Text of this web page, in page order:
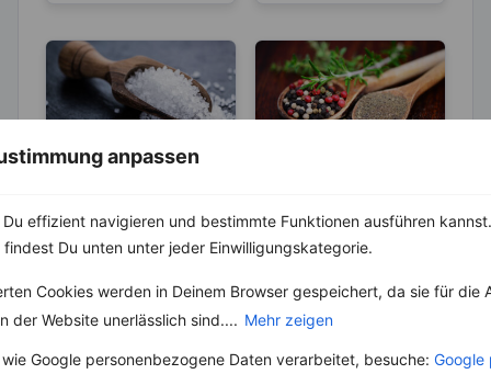
anpassen
effizient navigieren und bestimmte Funktionen ausführen
Du unten unter jeder Einwilligungskategorie.
Cookies werden in Deinem Browser gespeichert, da sie für die
der Website unerlässlich sind.... Mehr zeigen
Google personenbezogene Daten verarbeitet, besuche: Google
KRÄUTER & GEWÜRZE
Salz – Die
Salz ist ein
lebenswichtiger Stoff
nicht mehr weg zu
Pfeffer- Die
Unterschiede
Sorten
Pfeffers ist die
Malabarküste in Indien.
Klima...